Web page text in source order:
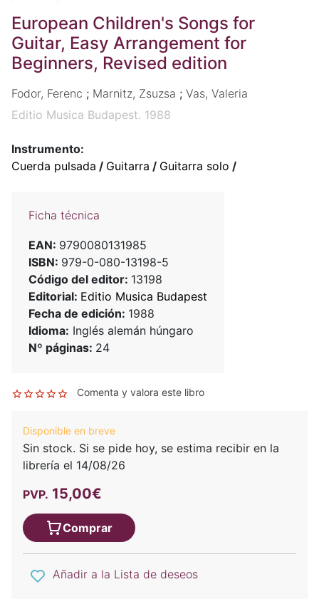
European Children's Songs for
Guitar, Easy Arrangement for
Beginners, Revised edition
Fodor, Ferenc ; Marnitz, Zsuzsa ; Vas, Valeria
Editio Musica Budapest. 1988
Instrumento:
Cuerda pulsada / Guitarra / Guitarra solo /
Ficha técnica
EAN: 9790080131985
ISBN: 979-0-080-13198-5
Código del editor: 13198
Editorial: Editio Musica Budapest
Fecha de edición: 1988
Idioma: Inglés alemán húngaro
Nº páginas: 24
Comenta y valora este libro
Disponible en breve
Sin stock. Si se pide hoy, se estima recibir en la
librería el 14/08/26
PVP. 15,00€
Comprar
Añadir a la Lista de deseos